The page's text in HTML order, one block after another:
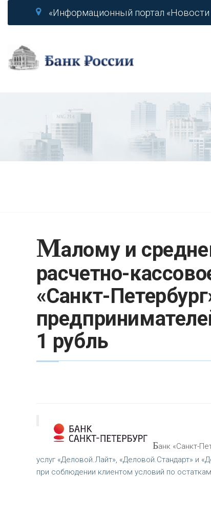
«Информационный портал «Новости
Малому и
расчетно-
«Санкт-
1 рубль
Банк «Санкт-
услуг «Деловой.Лайт», «Деловой.Стандарт» и
при соблюдении клиентом условий по